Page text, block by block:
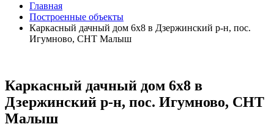
Главная
Построенные объекты
Каркасный дачный дом 6х8 в Дзержинский р-н, пос.
Игумново, СНТ Малыш
Каркасный дачный дом 6х8 в
Дзержинский р-н, пос. Игумново, СНТ
Малыш